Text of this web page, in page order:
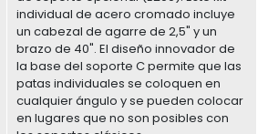
individual de acero cromado incluye
un cabezal de agarre de 2,5" y un
brazo de 40". El diseño innovador de
la base del soporte C permite que las
patas individuales se coloquen en
cualquier ángulo y se pueden colocar
en lugares que no son posibles con